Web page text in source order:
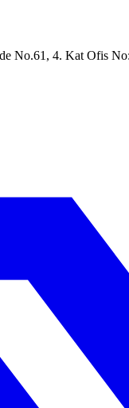
No.61, 4. Kat Ofis